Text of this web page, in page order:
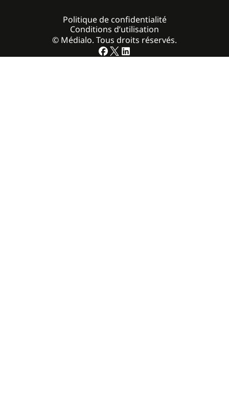
© Médialo. Tous droits réservés.
Politique de confidentialité
Conditions d’utilisation